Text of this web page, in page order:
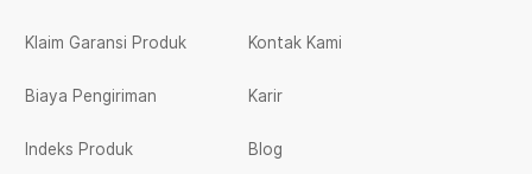
Klaim Garansi Produk
Biaya Pengiriman
Indeks Produk
Kontak Kami
Karir
Blog